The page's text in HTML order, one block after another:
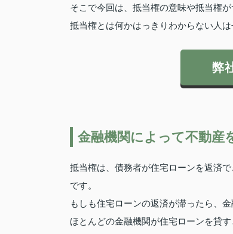
そこで今回は、抵当権の意味や抵当権
抵当権とは何かはっきりわからない人は
弊
金融機関によって不動産
抵当権は、債務者が住宅ローンを返済
です。
もしも住宅ローンの返済が滞ったら、
ほとんどの金融機関が住宅ローンを貸す